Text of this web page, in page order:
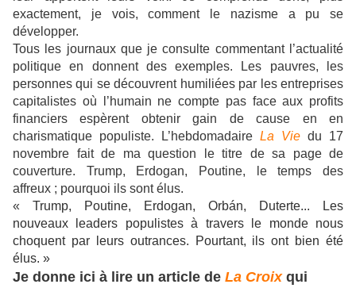
exactement, je vois, comment le nazisme a pu se
développer.
Tous les journaux que je consulte commentant l’actualité
politique en donnent des exemples. Les pauvres, les
personnes qui se découvrent humiliées par les entreprises
capitalistes où l’humain ne compte pas face aux profits
financiers espèrent obtenir gain de cause en en
charismatique populiste. L’hebdomadaire La Vie du 17
novembre fait de ma question le titre de sa page de
couverture. Trump, Erdogan, Poutine, le temps des
affreux ; pourquoi ils sont élus.
« Trump, Poutine, Erdogan, Orbán, Duterte... Les
nouveaux leaders populistes à travers le monde nous
choquent par leurs outrances. Pourtant, ils ont bien été
élus. »
Je donne ici à lire un article de La Croix qui